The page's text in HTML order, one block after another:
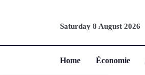
Saturday 8 August 2026
Home Économie